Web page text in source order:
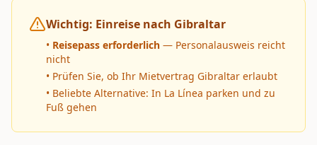
Wichtig: Einreise nach Gibraltar
• Reisepass erforderlich — Personalausweis reicht
nicht
• Prüfen Sie, ob Ihr Mietvertrag Gibraltar erlaubt
• Beliebte Alternative: In La Línea parken und zu
Fuß gehen